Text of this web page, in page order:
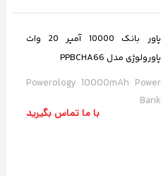
پاور بانک 10000 آمپر 20 وات
پاورولوژی مدل PPBCHA66
Powerology 10000mAh Power
Bank
با ما تماس بگیرید